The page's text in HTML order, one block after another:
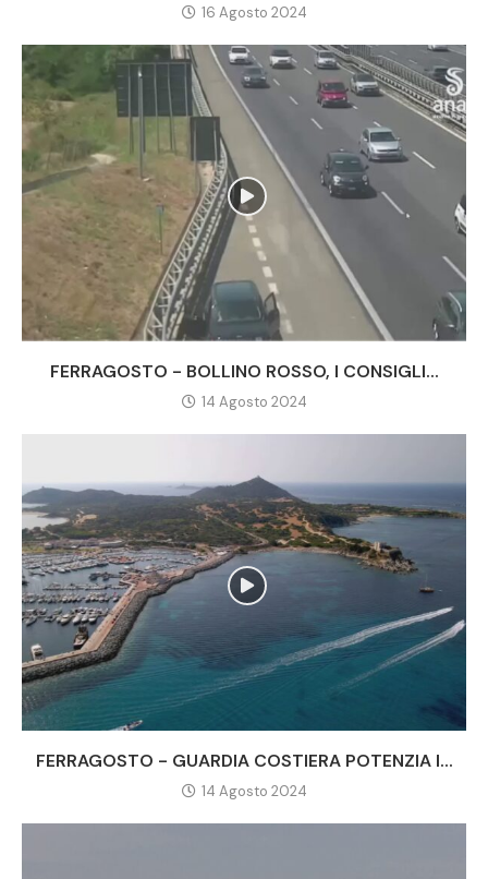
16 Agosto 2024
FERRAGOSTO - BOLLINO ROSSO, I CONSIGLI...
14 Agosto 2024
FERRAGOSTO - GUARDIA COSTIERA POTENZIA I...
14 Agosto 2024